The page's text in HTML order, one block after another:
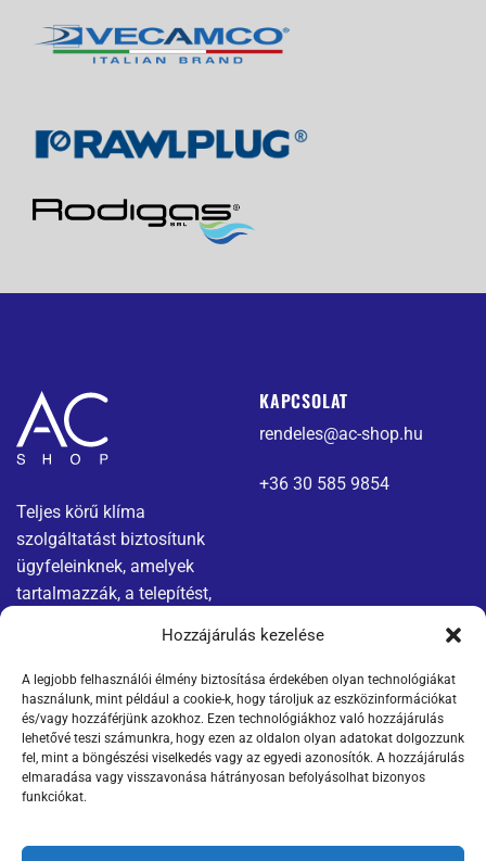
Hozzájárulás kezelése
A legjobb felhasználói élmény biztosítása érdekében olyan technológiákat
használunk, mint például a cookie-k, hogy tároljuk az eszközinformációkat
és/vagy hozzáférjünk azokhoz. Ezen technológiákhoz való hozzájárulás
lehetővé teszi számunkra, hogy ezen az oldalon olyan adatokat dolgozzunk
fel, mint a böngészési viselkedés vagy az egyedi azonosítók. A hozzájárulás
elmaradása vagy visszavonása hátrányosan befolyásolhat bizonyos
funkciókat.
Teljes körű klíma
szolgáltatást biztosítunk
ügyfeleinknek, amelyek
tartalmazzák, a telepítést,
KAPCSOLAT
rendeles@ac-shop.hu
+36 30 585 9854
Menü
Kapcsolat
Termékek
Jogi nyilatkozatok
Adatvédelmi tájékoztató
ÁSZF